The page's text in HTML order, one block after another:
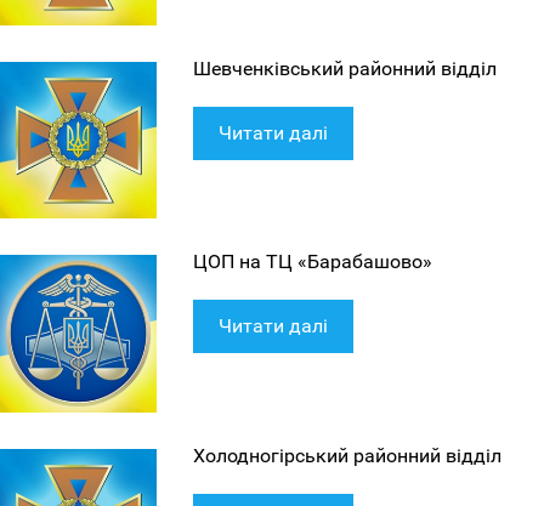
Шевченківський районний відділ
Читати далі
ЦОП на ТЦ «Барабашово»
Читати далі
Холодногірський районний відділ